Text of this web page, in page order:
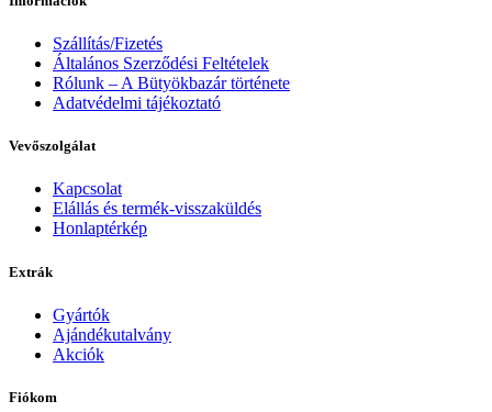
Szállítás/Fizetés
Általános Szerződési Feltételek
Rólunk – A Bütyökbazár története
Adatvédelmi tájékoztató
Vevőszolgálat
Kapcsolat
Elállás és termék-visszaküldés
Honlaptérkép
Extrák
Gyártók
Ajándékutalvány
Akciók
Fiókom